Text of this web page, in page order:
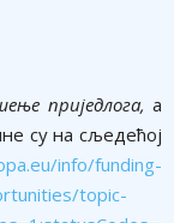
приједлога, а
су на сљедећој
info/funding-
topic-